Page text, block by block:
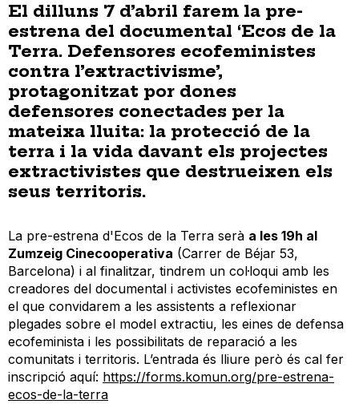
El dilluns 7 d’abril farem la pre-
estrena del documental ‘Ecos de la
Terra. Defensores ecofeministes
contra l’extractivisme’,
protagonitzat por dones
defensores conectades per la
mateixa lluita: la protecció de la
terra i la vida davant els projectes
extractivistes que destrueixen els
seus territoris.
La pre-estrena d'Ecos de la Terra serà a les 19h al
Zumzeig Cinecooperativa (Carrer de Béjar 53,
Barcelona) i al finalitzar, tindrem un col·loqui amb les
creadores del documental i activistes ecofeministes en
el que convidarem a les assistents a reflexionar
plegades sobre el model extractiu, les eines de defensa
ecofeminista i les possibilitats de reparació a les
comunitats i territoris. L’entrada és lliure però és cal fer
inscripció aquí: https://forms.komun.org/pre-estrena-
ecos-de-la-terra